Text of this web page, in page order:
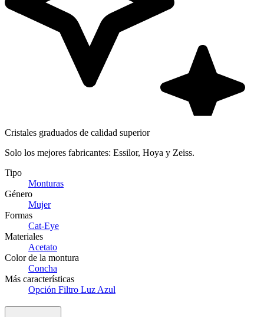
Cristales graduados de calidad superior
Solo los mejores fabricantes: Essilor, Hoya y Zeiss.
Tipo
Monturas
Género
Mujer
Formas
Cat-Eye
Materiales
Acetato
Color de la montura
Concha
Más características
Opción Filtro Luz Azul